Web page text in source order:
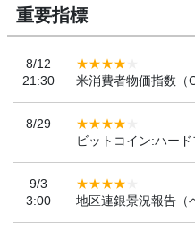
重要指標
8/12
21:30
米消費者物価指数（
8/29
ビットコイン:ハー
9/3
3:00
地区連銀景況報告（